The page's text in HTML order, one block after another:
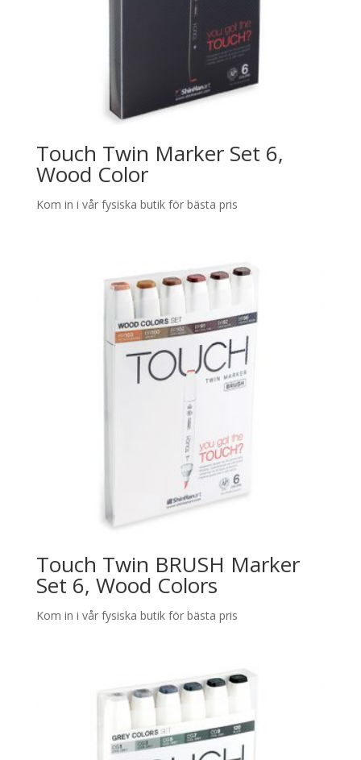
Touch Twin Marker Set 6,
Wood Color
Kom in i vår fysiska butik för bästa pris
Touch Twin BRUSH Marker
Set 6, Wood Colors
Kom in i vår fysiska butik för bästa pris